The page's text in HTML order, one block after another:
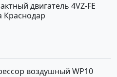
двигатель 4VZ-FE
Краснодар
воздушный WP10